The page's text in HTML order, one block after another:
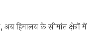
अब हिमालय के सीमांत क्षेत्रों में